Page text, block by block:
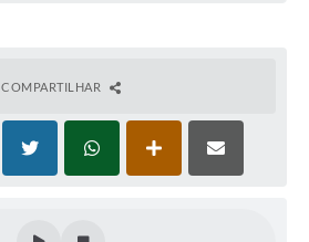
COMPARTILHAR